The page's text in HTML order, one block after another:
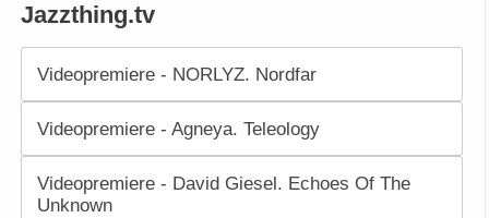
Jazzthing.tv
Videopremiere - NORLYZ. Nordfar
Videopremiere - Agneya. Teleology
Videopremiere - David Giesel. Echoes Of The
Unknown